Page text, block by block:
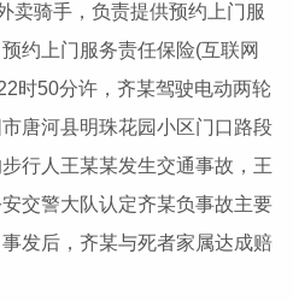
卖骑手，负责提供预约上门服
约上门服务责任保险(互联网
时50分许，齐某驾驶电动两轮
唐河县明珠花园小区门口路段
行人王某某发生交通事故，王
交警大队认定齐某负事故主要
发后，齐某与死者家属达成赔